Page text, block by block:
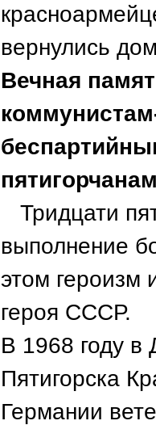
вернулись
Вечная
Тридцати
выполнение
этом героизм
героя СССР.
В 1968 году в
Пятигорска
Германии